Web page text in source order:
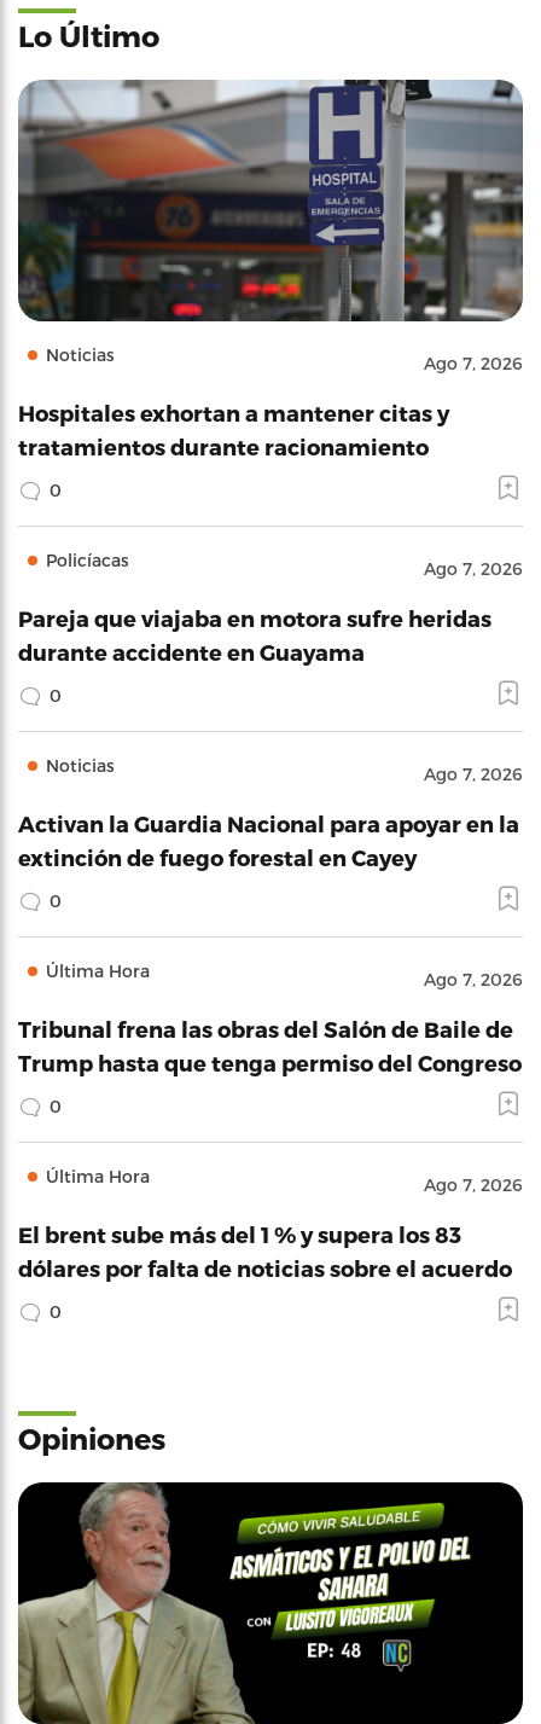
Lo Último
Noticias Ago 7, 2026
Hospitales exhortan a mantener citas y
tratamientos durante racionamiento
0
Policíacas Ago 7, 2026
Pareja que viajaba en motora sufre heridas
durante accidente en Guayama
0
Noticias Ago 7, 2026
Activan la Guardia Nacional para apoyar en la
extinción de fuego forestal en Cayey
0
Última Hora Ago 7, 2026
Tribunal frena las obras del Salón de Baile de
Trump hasta que tenga permiso del Congreso
0
Última Hora Ago 7, 2026
El brent sube más del 1 % y supera los 83
dólares por falta de noticias sobre el acuerdo
0
Opiniones